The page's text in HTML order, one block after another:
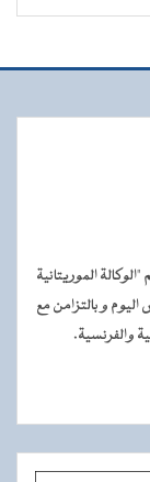
الموريتانية للأنباء في فاتح يوليو 1975 باسم "الوكالة الموريتانية
و بالتزامن مع
والفرنسية.